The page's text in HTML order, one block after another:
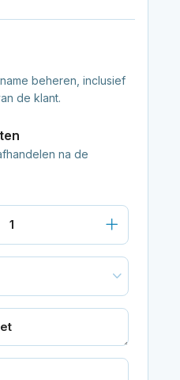
beheren, inclusief
de klant.
na de